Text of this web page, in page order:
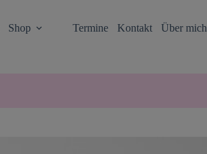
Shop Termine Kontakt Über mich